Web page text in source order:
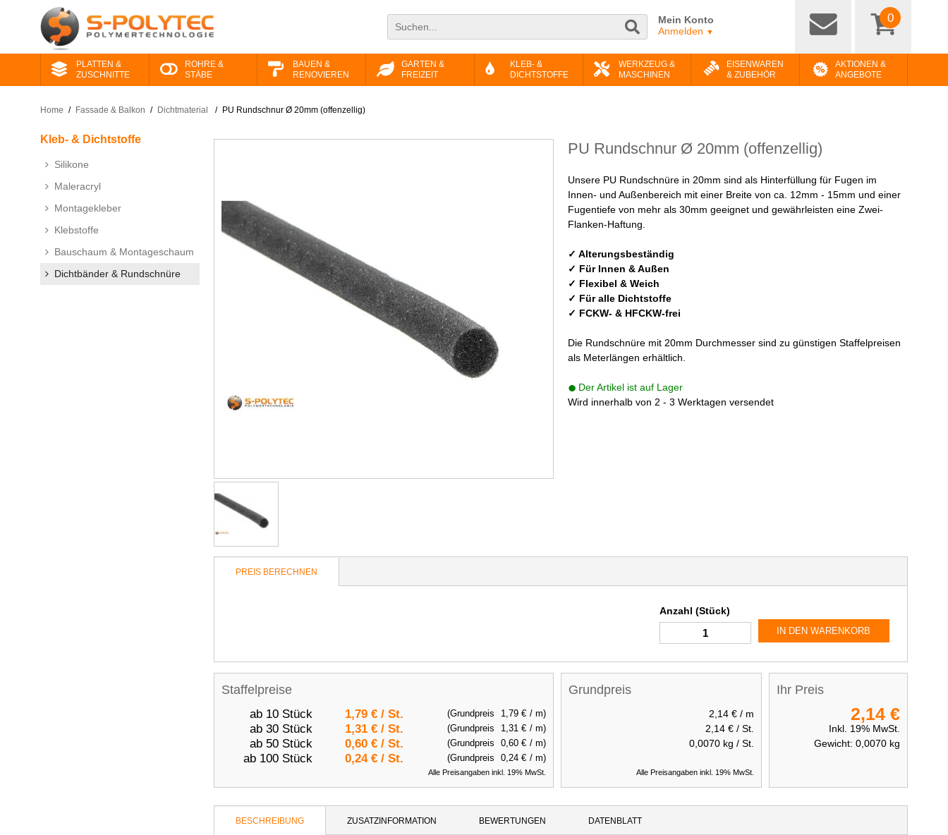
Mein Konto
Anmelden ▼
0
PLATTEN &
ZUSCHNITTE
ROHRE &
STÄBE
BAUEN &
RENOVIEREN
GARTEN &
FREIZEIT
KLEB- &
DICHTSTOFFE
WERKZEUG &
MASCHINEN
EISENWAREN
& ZUBEHÖR
AKTIONEN &
ANGEBOTE
Home / Fassade & Balkon / Dichtmaterial / PU Rundschnur Ø 20mm (offenzellig)
Kleb- & Dichtstoffe
Silikone
Maleracryl
Montagekleber
Klebstoffe
Bauschaum & Montageschaum
Dichtbänder & Rundschnüre
PU Rundschnur Ø 20mm (offenzellig)
Unsere PU Rundschnüre in 20mm sind als Hinterfüllung für Fugen im
Innen- und Außenbereich mit einer Breite von ca. 12mm - 15mm und einer
Fugentiefe von mehr als 30mm geeignet und gewährleisten eine Zwei-
Flanken-Haftung.
✓ Alterungsbeständig
✓ Für Innen & Außen
✓ Flexibel & Weich
✓ Für alle Dichtstoffe
✓ FCKW- & HFCKW-frei
Die Rundschnüre mit 20mm Durchmesser sind zu günstigen Staffelpreisen
als Meterlängen erhältlich.
Der Artikel ist auf Lager
Wird innerhalb von 2 - 3 Werktagen versendet
PREIS BERECHNEN
Anzahl (Stück)
IN DEN WARENKORB
Staffelpreise
ab 10 Stück 1,79 € / St. (Grundpreis 1,79 € / m)
ab 30 Stück 1,31 € / St. (Grundpreis 1,31 € / m)
ab 50 Stück 0,60 € / St. (Grundpreis 0,60 € / m)
ab 100 Stück 0,24 € / St. (Grundpreis 0,24 € / m)
Alle Preisangaben inkl. 19% MwSt.
Grundpreis
2,14 € / m
2,14 € / St.
0,0070 kg / St.
Alle Preisangaben inkl. 19% MwSt.
Ihr Preis
2,14 €
Inkl. 19% MwSt.
Gewicht: 0,0070kg
BESCHREIBUNG ZUSATZINFORMATION BEWERTUNGEN DATENBLATT